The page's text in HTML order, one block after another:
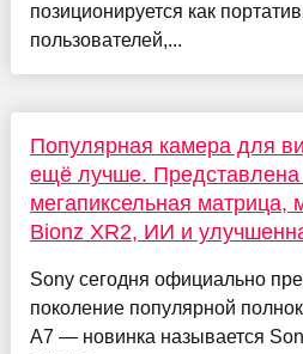
позиционируется как
пользователей,...
Популярная камера для
ещё лучше. Представлена
мегапиксельная
Bionz XR2, ИИ и
Sony сегодня официально
поколение популярной
A7 — новинка называется